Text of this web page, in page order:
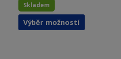
Skladem
Výběr možností
Tento
produkt